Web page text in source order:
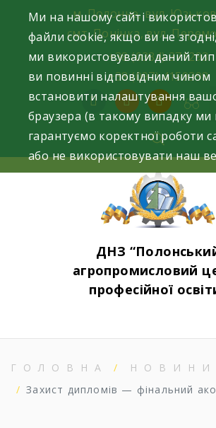
content
м. Полонне, вул.
смт. Понінка, вул.
+38 (0384) 371293
+38 (097) 4159398
facebookinstagramyoutube
ДНЗ
агропромисловий
професійної
ГОЛОВНА
НОВИНИ
Захист дипломів — фінальний
Ми на нашому сайті
файли cookie, якщо ви не
ми використовували даний тип
ви повинні відповідним чином
встановити налаштування
браузера (в такому випадку ми
гарантуємо коректної роботи
або не використовувати наш